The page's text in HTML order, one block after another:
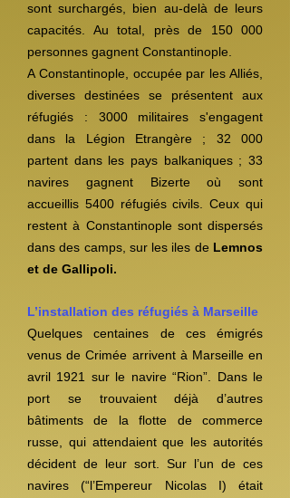
sont surchargés, bien au-delà de leurs
capacités. Au total, près de 150 000
personnes gagnent Constantinople.
A Constantinople, occupée par les Alliés,
diverses destinées se présentent aux
réfugiés : 3000 militaires s'engagent
dans la Légion Etrangère ; 32 000
partent dans les pays balkaniques ; 33
navires gagnent Bizerte où sont
accueillis 5400 réfugiés civils. Ceux qui
restent à Constantinople sont dispersés
dans des camps, sur les iles de Lemnos
et de Gallipoli.
L’installation des réfugiés à Marseille
Quelques centaines de ces émigrés
venus de Crimée arrivent à Marseille en
avril 1921 sur le navire “Rion”. Dans le
port se trouvaient déjà d’autres
bâtiments de la flotte de commerce
russe, qui attendaient que les autorités
décident de leur sort. Sur l’un de ces
navires (“l’Empereur Nicolas I) était